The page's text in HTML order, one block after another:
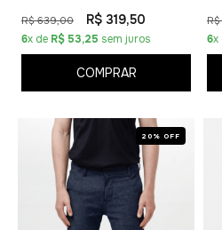
R$ 639,00 R$ 319,50
6x de R$ 53,25 sem juros
COMPRAR
6x
20% OFF